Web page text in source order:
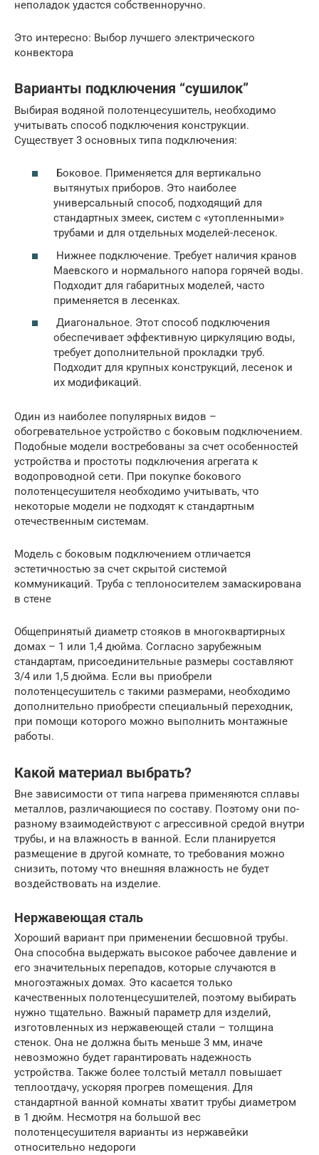
неполадок удастся собственноручно.
Это интересно: Выбор лучшего электрического
конвектора
Варианты подключения “сушилок”
Выбирая водяной полотенцесушитель, необходимо
учитывать способ подключения конструкции.
Существует 3 основных типа подключения:
Боковое. Применяется для вертикально
вытянутых приборов. Это наиболее
универсальный способ, подходящий для
стандартных змеек, систем с «утопленными»
трубами и для отдельных моделей-лесенок.
Нижнее подключение. Требует наличия кранов
Маевского и нормального напора горячей воды.
Подходит для габаритных моделей, часто
применяется в лесенках.
Диагональное. Этот способ подключения
обеспечивает эффективную циркуляцию воды,
требует дополнительной прокладки труб.
Подходит для крупных конструкций, лесенок и
их модификаций.
Один из наиболее популярных видов –
обогревательное устройство с боковым подключением.
Подобные модели востребованы за счет особенностей
устройства и простоты подключения агрегата к
водопроводной сети. При покупке бокового
полотенцесушителя необходимо учитывать, что
некоторые модели не подходят к стандартным
отечественным системам.
Модель с боковым подключением отличается
эстетичностью за счет скрытой системой
коммуникаций. Труба с теплоносителем замаскирована
в стене
Общепринятый диаметр стояков в многоквартирных
домах – 1 или 1,4 дюйма. Согласно зарубежным
стандартам, присоединительные размеры составляют
3/4 или 1,5 дюйма. Если вы приобрели
полотенцесушитель с такими размерами, необходимо
дополнительно приобрести специальный переходник,
при помощи которого можно выполнить монтажные
работы.
Какой материал выбрать?
Вне зависимости от типа нагрева применяются сплавы
металлов, различающиеся по составу. Поэтому они по-
разному взаимодействуют с агрессивной средой внутри
трубы, и на влажность в ванной. Если планируется
размещение в другой комнате, то требования можно
снизить, потому что внешняя влажность не будет
воздействовать на изделие.
Нержавеющая сталь
Хороший вариант при применении бесшовной трубы.
Она способна выдержать высокое рабочее давление и
его значительных перепадов, которые случаются в
многоэтажных домах. Это касается только
качественных полотенцесушителей, поэтому выбирать
нужно тщательно. Важный параметр для изделий,
изготовленных из нержавеющей стали – толщина
стенок. Она не должна быть меньше 3 мм, иначе
невозможно будет гарантировать надежность
устройства. Также более толстый металл повышает
теплоотдачу, ускоряя прогрев помещения. Для
стандартной ванной комнаты хватит трубы диаметром
в 1 дюйм. Несмотря на большой вес
полотенцесушителя варианты из нержавейки
относительно недороги